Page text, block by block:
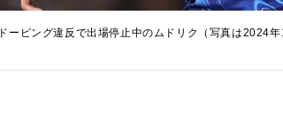
ドーピング違反で出場停止中のムドリク（写真は2024